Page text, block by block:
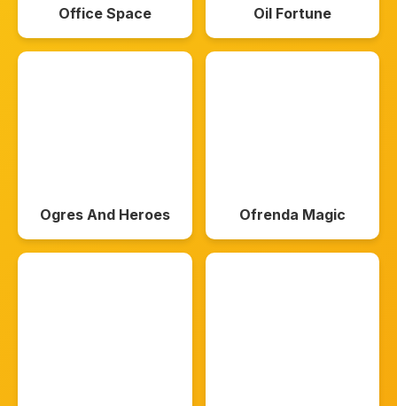
Office Space Oil Fortune
Ogres And Heroes Ofrenda Magic